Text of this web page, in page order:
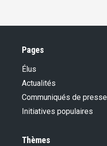
Pages
Élus
Actualités
Communiqués de presse
Initiatives populaires
Thèmes